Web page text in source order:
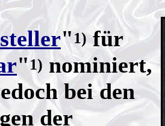
"1)für
"1) nominiert,
bei den
der